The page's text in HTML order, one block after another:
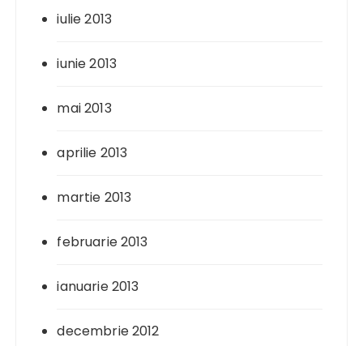
iulie 2013
iunie 2013
mai 2013
aprilie 2013
martie 2013
februarie 2013
ianuarie 2013
decembrie 2012